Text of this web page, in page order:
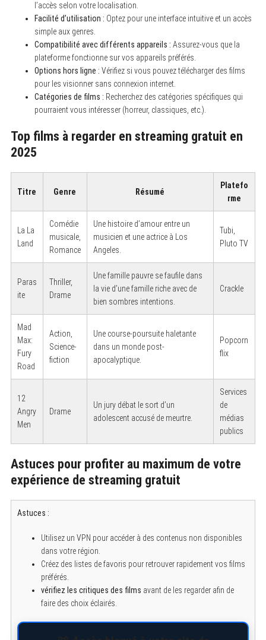
l’accès selon votre localisation.
Facilité d’utilisation : Optez pour une interface intuitive et un accès
simple aux genres.
Compatibilité avec différents appareils : Assurez-vous que la
plateforme fonctionne sur vos appareils préférés.
Options hors ligne : Vérifiez si vous pouvez télécharger des films
pour les visionner sans connexion internet.
Catégories de films : Recherchez des catégories spécifiques qui
pourraient vous intéresser (horreur, classiques, etc.).
Top films à regarder en streaming gratuit en
2025
Titre Genre Résumé
Platefo
rme
La La
Land
Comédie
musicale,
Romance
Une histoire d’amour entre un
musicien et une actrice à Los
Angeles.
Tubi,
Pluto TV
Paras
ite
Thriller,
Drame
Une famille pauvre se faufile dans
la vie d’une famille riche avec de
bien sombres intentions.
Crackle
Mad
Max:
Fury
Road
Action,
Science-
fiction
Une course-poursuite haletante
dans un monde post-
apocalyptique.
Popcorn
flix
12
Angry
Men
Drame
Un jury débat le sort d’un
adolescent accusé de meurtre.
Services
de
médias
publics
Astuces pour profiter au maximum de votre
expérience de streaming gratuit
Astuces :
Utilisez un VPN pour accéder à des contenus non disponibles
dans votre région.
Créez des listes de favoris pour retrouver rapidement vos films
préférés.
vérifiez les critiques des films avant de les regarder afin de
faire des choix éclairés.
S
e
a
r
c
f